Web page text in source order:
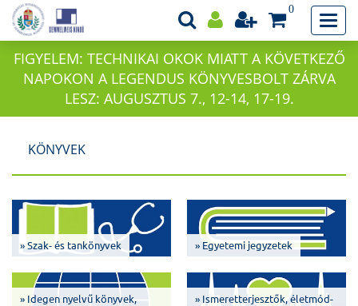
0
FIGYELEM: TECHNIKAI OKOK MIATT A KÖVETKEZŐ
NAPOKON A LEGENDUS KÖNYVESBOLT ZÁRVA
LESZ: AUGUSZTUS 7., 12-14, 17-19.
KÖNYVEK
» Szak- és tankönyvek » Egyetemi jegyzetek
» Idegen nyelvű könyvek,
» Ismeretterjesztők, életmód-